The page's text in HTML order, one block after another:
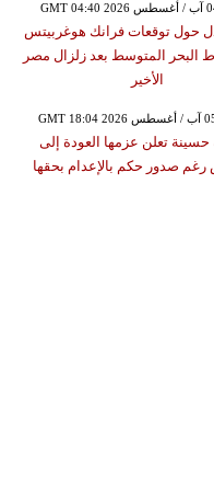
حول توقعات فرانك هوغربيتس
البحر المتوسط بعد زلزال مصر
الأخير
حسينة تعلن عزمها العودة إلى
رغم صدور حكم بالإعدام بحقها